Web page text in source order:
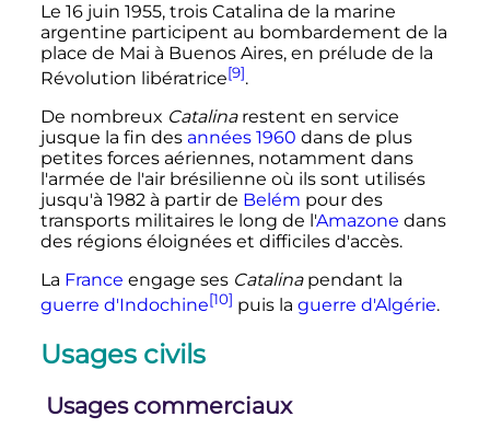
Le 16 juin 1955, trois Catalina de la marine
argentine participent au bombardement de la
place de Mai à Buenos Aires, en prélude de la
Révolution libératrice[9].
De nombreux Catalinarestent en service
jusque la fin des années 1960 dans de plus
petites forces aériennes, notamment dans
l'armée de l'air brésilienne où ils sont utilisés
jusqu'à 1982 à partir de Belém pour des
transports militaires le long de l'Amazone dans
des régions éloignées et difficiles d'accès.
La France engage ses Catalinapendant la
guerre d'Indochine[10] puis la guerre d'Algérie.
Usages civils
Usages commerciaux